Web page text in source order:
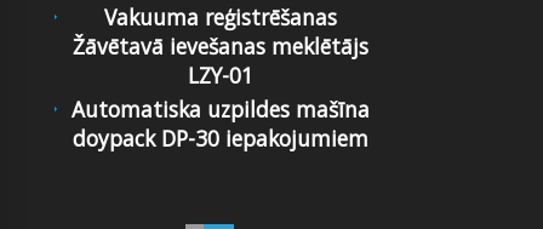
Vakuuma reģistrēšanas
Žāvētavā ievešanas meklētājs
LZY-01
Automatiska uzpildes mašīna
doypack DP-30 iepakojumiem